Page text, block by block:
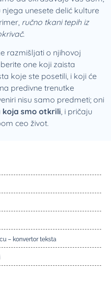
unesete delić kulture
ručno tkani tepih iz
.
razmišljati o njihovoj
one koji zaista
koje ste posetili, i koji će
predivne trenutke
nisu samo predmeti; oni
koja smo otkrili, i pričaju
ceo život.
– konvertor teksta